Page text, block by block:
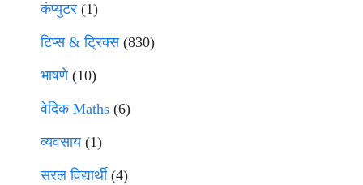
कंप्युटर (1)
टिप्स & ट्रिक्स(830)
भाषणे(10)
वेदिक Maths (6)
व्यवसाय(1)
सरल विद्यार्थी(4)